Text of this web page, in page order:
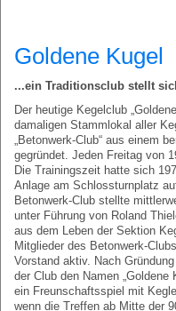
Goldene Kugel
...ein Traditionsclub stellt
Der heutige Kegelclub
damaligen Stammlokal aller
„Betonwerk-Club“ aus einem
gegründet. Jeden Freitag von
Die Trainingszeit hatte sich
Anlage am Schlossturnplatz
Betonwerk-Club stellte
unter Führung von Roland
aus dem Leben der Sektion
Mitglieder des Betonwerk-
Vorstand aktiv. Nach
der Club den Namen
ein Freunschaftsspiel mit
wenn die Treffen ab Mitte der